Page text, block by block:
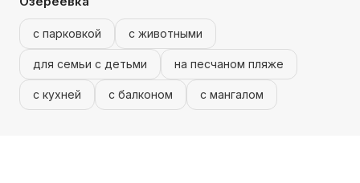
с парковкой с животными
для семьи с детьми на песчаном пляже
с кухней с балконом с мангалом